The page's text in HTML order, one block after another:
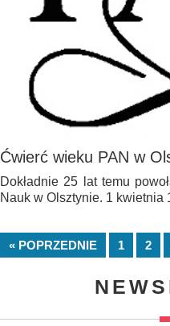
Ćwierć wieku PAN w
Dokładnie 25 lat temu
Nauk w Olsztynie. 1
« POPRZEDNIE 1 2